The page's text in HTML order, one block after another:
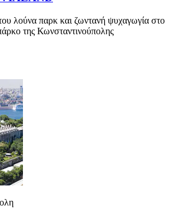
λούνα παρκ και ζωντανή ψυχαγωγία στο
της Κωνσταντινούπολης